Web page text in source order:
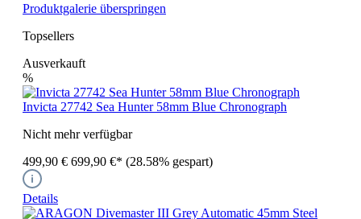
Produktgalerie überspringen
Topsellers
Ausverkauft
%
Invicta 27742 Sea Hunter 58mm Blue Chronograph
Nicht mehr verfügbar
499,90 € 699,90 €* (28.58% gespart)
Details